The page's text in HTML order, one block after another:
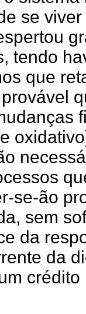
se
tendo
que
se-ão
sem
da
da